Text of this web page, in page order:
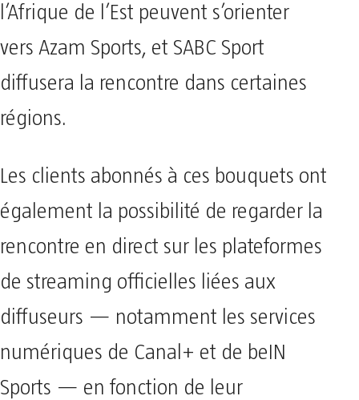
l’Afrique de l’Est peuvent s’orienter
vers Azam Sports, et SABC Sport
diffusera la rencontre dans certaines
régions.
Les clients abonnés à ces bouquets ont
également la possibilité de regarder la
rencontre en direct sur les plateformes
de streaming officielles liées aux
diffuseurs — notamment les services
numériques de Canal+ et de beIN
Sports — en fonction de leur